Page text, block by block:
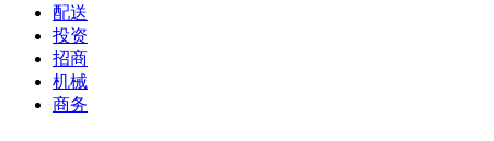
配送
投资
招商
机械
商务